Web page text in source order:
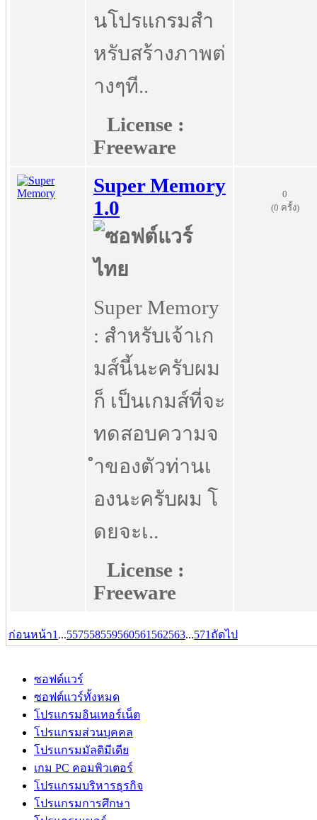
นโปรแกรมสำ
หรับสร้างภาพต่
างๆที..
License :
Freeware
Super Memory
1.0
Super Memory
: สำหรับเจ้าเก
มส์นี้นะครับผม
ก็ เป็นเกมส์ที่จะ
ทดสอบความจ
ำของตัวท่านเ
องนะครับผม โ
ดยจะเ..
License :
Freeware
0
(0 ครั้ง)
ก่อนหน้า1 ...557558559560561 562563...571 ถัดไป
ซอฟต์แวร์
ซอฟต์แวร์ทั้งหมด
โปรแกรมอินเทอร์เน็ต
โปรแกรมส่วนบุคคล
โปรแกรมมัลติมีเดีย
เกม PC คอมพิวเตอร์
โปรแกรมบริหารธุรกิจ
โปรแกรมการศึกษา